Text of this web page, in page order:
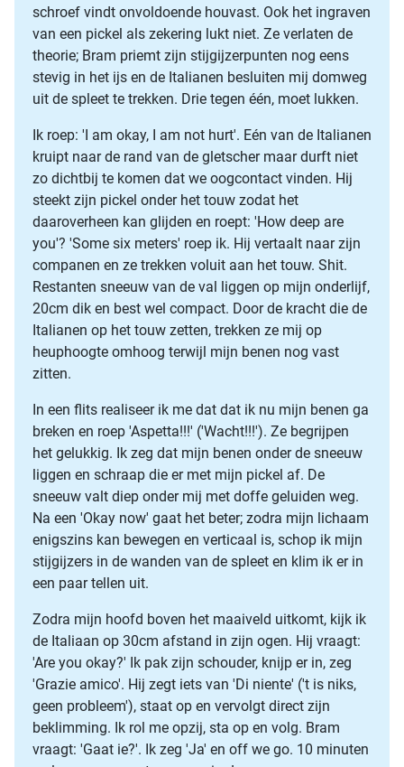
schroef vindt onvoldoende houvast. Ook het ingraven
van een pickel als zekering lukt niet. Ze verlaten de
theorie; Bram priemt zijn stijgijzerpunten nog eens
stevig in het ijs en de Italianen besluiten mij domweg
uit de spleet te trekken. Drie tegen één, moet lukken.
Ik roep: 'I am okay, I am not hurt'. Eén van de Italianen
kruipt naar de rand van de gletscher maar durft niet
zo dichtbij te komen dat we oogcontact vinden. Hij
steekt zijn pickel onder het touw zodat het
daaroverheen kan glijden en roept: 'How deep are
you'? 'Some six meters' roep ik. Hij vertaalt naar zijn
companen en ze trekken voluit aan het touw. Shit.
Restanten sneeuw van de val liggen op mijn onderlijf,
20cm dik en best wel compact. Door de kracht die de
Italianen op het touw zetten, trekken ze mij op
heuphoogte omhoog terwijl mijn benen nog vast
zitten.
In een flits realiseer ik me dat dat ik nu mijn benen ga
breken en roep 'Aspetta!!!' ('Wacht!!!'). Ze begrijpen
het gelukkig. Ik zeg dat mijn benen onder de sneeuw
liggen en schraap die er met mijn pickel af. De
sneeuw valt diep onder mij met doffe geluiden weg.
Na een 'Okay now' gaat het beter; zodra mijn lichaam
enigszins kan bewegen en verticaal is, schop ik mijn
stijgijzers in de wanden van de spleet en klim ik er in
een paar tellen uit.
Zodra mijn hoofd boven het maaiveld uitkomt, kijk ik
de Italiaan op 30cm afstand in zijn ogen. Hij vraagt:
'Are you okay?' Ik pak zijn schouder, knijp er in, zeg
'Grazie amico'. Hij zegt iets van 'Di niente' ('t is niks,
geen probleem'), staat op en vervolgt direct zijn
beklimming. Ik rol me opzij, sta op en volg. Bram
vraagt: 'Gaat ie?'. Ik zeg 'Ja' en off we go. 10 minuten